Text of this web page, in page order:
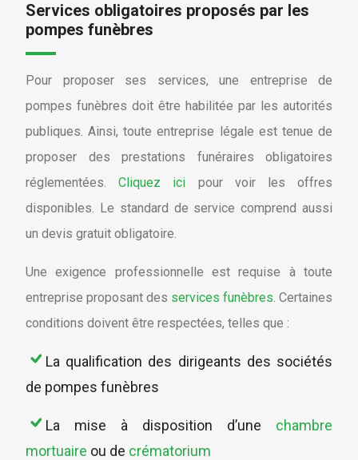
Services obligatoires proposés par les
pompes funèbres
Pour proposer ses services, une entreprise de
pompes funèbres doit être habilitée par les autorités
publiques. Ainsi, toute entreprise légale est tenue de
proposer des prestations funéraires obligatoires
réglementées.Cliquez ici pour voir les offres
disponibles. Le standard de service comprend aussi
un devis gratuit obligatoire.
Une exigence professionnelle est requise à toute
entreprise proposant des services funèbres. Certaines
conditions doivent être respectées, telles que :
La qualification des dirigeants des sociétés
de pompes funèbres
La mise à disposition d’une chambre
mortuaire ou de crématorium